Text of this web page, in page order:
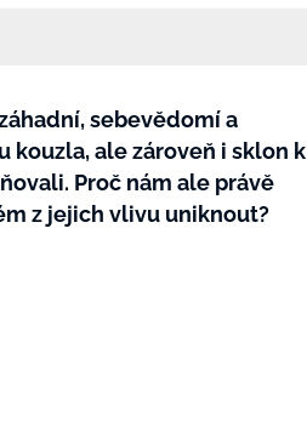
sebevědomí a
kouzla, ale zároveň i sklon k
Proč nám ale právě
z jejich vlivu uniknout?